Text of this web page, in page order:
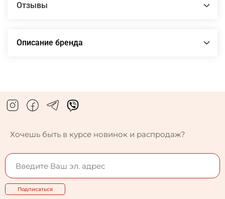
Отзывы
Описание бренда
Хочешь быть в курсе новинок и распродаж?
Подписаться